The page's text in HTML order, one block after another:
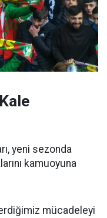
yeni sezonda
kamuoyuna
mücadeleyi